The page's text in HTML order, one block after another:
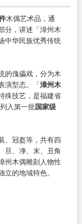
木偶艺术品，通
分，讲述「漳州木
中华民族优秀传统
的傀儡戏，分为木
演型态。「漳州木
殊技艺，是福建省
入第一批国家级
、冠盔等，共有四
旦、净、末、丑角
州木偶雕刻人物性
的地域特色。